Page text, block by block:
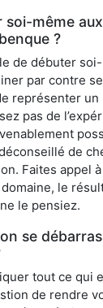
soi-même
?
de débuter
par contre
représenter
pas de
de
Faites appel
le
le pensiez.
se
tout ce qui
de rendre